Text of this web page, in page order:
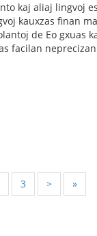
kaj aliaj lingvoj
kauxzas finan
de Eo gxuas
facilan
3 > »